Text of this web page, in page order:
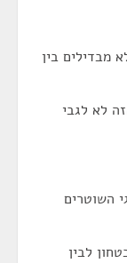
מבדילים בין
לא לגבי
השוטרים
לבין